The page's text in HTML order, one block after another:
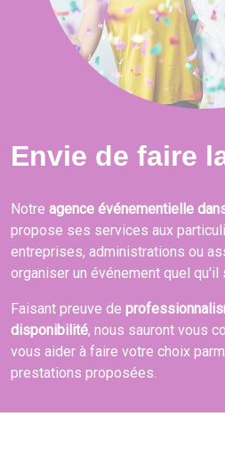
Envie de faire
Notre agence événementielle
propose ses services aux
entreprises, administrations ou
organiser un événement quel qu'il
Faisant preuve de
disponibilité, nous sauront vous
vous aider à faire votre choix
prestations proposées.